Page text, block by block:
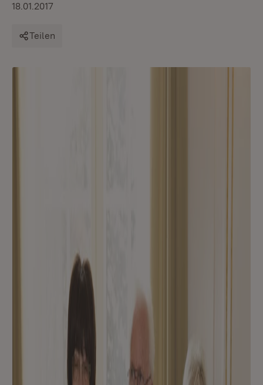
18.01.2017
Teilen